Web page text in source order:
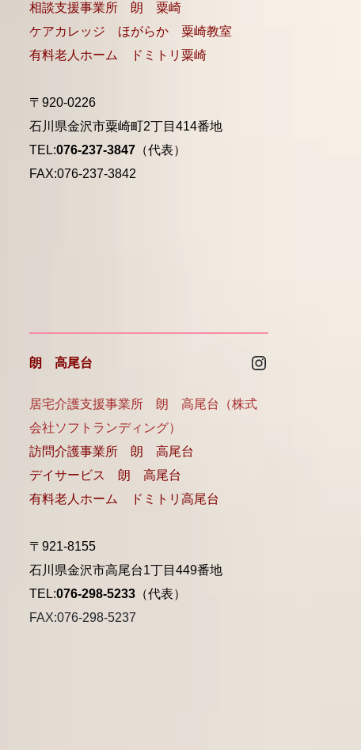
相談支援事業所 朗 粟崎
ケアカレッジ ほがらか 粟崎教室
有料老人ホーム ドミトリ粟崎
〒920-0226
石川県金沢市粟崎町2丁目414番地
TEL:076-237-3847 （代表）
FAX:076-237-3842
朗 高尾台 Instagram
居宅介護支援事業所 朗 高尾台（株式
会社ソフトランディング）
訪問介護事業所 朗 高尾台
デイサービス 朗 高尾台
有料老人ホーム ドミトリ高尾台
〒921-8155
石川県金沢市高尾台1丁目449番地
TEL:076-298-5233 （代表）
FAX:076-298-5237